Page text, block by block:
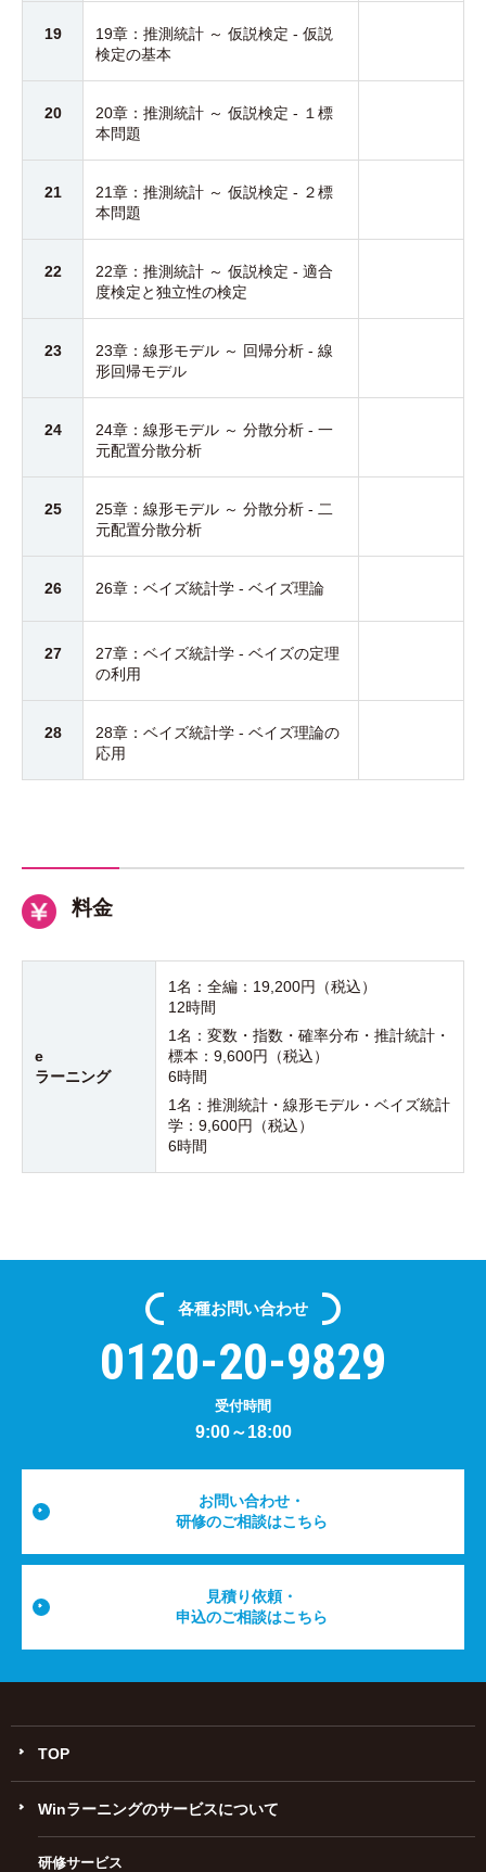
19
19章：推測統計 ～ 仮説検定 - 仮説
検定の基本
20
20章：推測統計 ～ 仮説検定 - １標
本問題
21
21章：推測統計 ～ 仮説検定 - ２標
本問題
22
22章：推測統計 ～ 仮説検定 - 適合
度検定と独立性の検定
23
23章：線形モデル ～ 回帰分析 - 線
形回帰モデル
24
24章：線形モデル ～ 分散分析 - 一
元配置分散分析
25
25章：線形モデル ～ 分散分析 - 二
元配置分散分析
26 26章：ベイズ統計学 - ベイズ理論
27
27章：ベイズ統計学 - ベイズの定理
の利用
28
28章：ベイズ統計学 - ベイズ理論の
応用
料金
e
ラーニング
1名： 全編：19,200円（税込）
12時間
1名： 変数・指数・確率分布・推計統計・
標本：9,600円（税込）
6時間
1名： 推測統計・線形モデル・ベイズ統計
学：9,600円（税込）
6時間
各種お問い合わせ
0120-20-9829
受付時間
9:00～18:00
お問い合わせ・
研修のご相談はこちら
見積り依頼・
申込のご相談はこちら
TOP
Winラーニングのサービスについて
研修サービス